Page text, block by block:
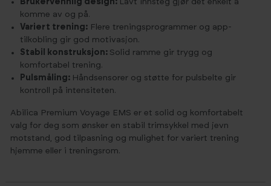
komme av og på.
Variert trening: Flere treningsprogrammer og app-
tilkobling gir god motivasjon.
Stabil konstruksjon: Solid ramme gir trygg og
komfortabel trening.
Pulsmåling: Håndsensorer og støtte for pulsbelte gir
kontroll på intensiteten.
Abilica Premium Voyage EMS er et solid og komfortabelt
valg for deg som ønsker en stabil trimsykkel med jevn
motstand, god tilpasning og mulighet for variert trening
hjemme eller i treningsrom.